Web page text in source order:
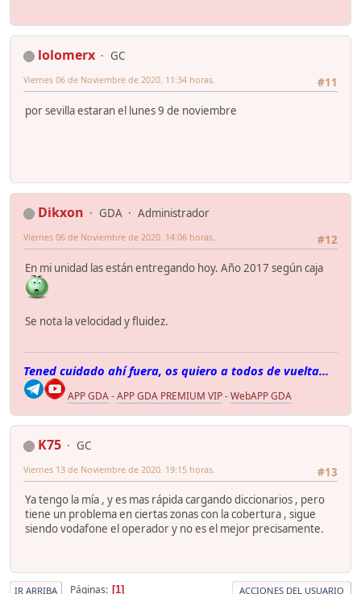
lolomerx
GC
#11
Viernes 06 de Noviembre de 2020. 11:34 horas.
por sevilla estaran el lunes 9 de noviembre
Dikxon GDA
Administrador
#12
Viernes 06 de Noviembre de 2020. 14:06 horas.
En mi unidad las están entregando hoy. Año 2017 según caja
Se nota la velocidad y fluidez.
Tened cuidado ahí fuera, os quiero a todos de vuelta...
APP GDA-APP GDA PREMIUM VIP-WebAPP GDA
K75
GC
#13
Viernes 13 de Noviembre de 2020. 19:15 horas.
Ya tengo la mía , y es mas rápida cargando diccionarios , pero
tiene un problema en ciertas zonas con la cobertura , sigue
siendo vodafone el operador y no es el mejor precisamente.
IR ARRIBA Páginas 1 ACCIONES DEL USUARIO